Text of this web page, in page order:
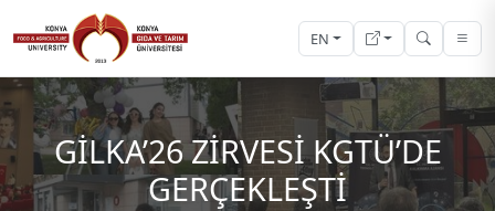
EN
GİLKA’26 ZİRVESİ KGTÜ’DE
GERÇEKLEŞTİ